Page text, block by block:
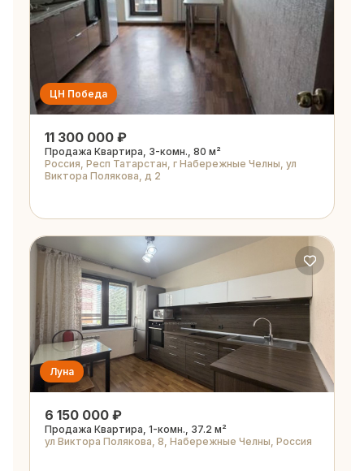
ЦН Победа
11 300 000 ₽
Продажа Квартира, 3-комн., 80 м²
Россия, Респ Татарстан, г Набережные Челны, ул
Виктора Полякова, д 2
Луна
6 150 000 ₽
Продажа Квартира, 1-комн., 37.2 м²
ул Виктора Полякова, 8, Набережные Челны, Россия